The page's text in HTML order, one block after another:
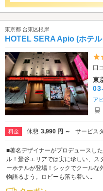
東京都 台東区根岸
HOTEL SERA Apio (ホテ
口
東
ア
料金 休憩 3,990 円 ～ サービス
■著名デザイナーがプロデュースし
ル！鶯谷エリアでは実に珍しい、ス
ーホテルが登場！シックでクールな
物語るよう。ロビーも落ち着い...